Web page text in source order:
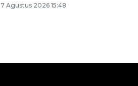
7 Agustus 2026 15:48